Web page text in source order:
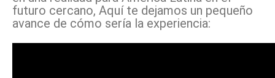
futuro cercano, Aquí te dejamos un pequeño
avance de cómo sería la experiencia: